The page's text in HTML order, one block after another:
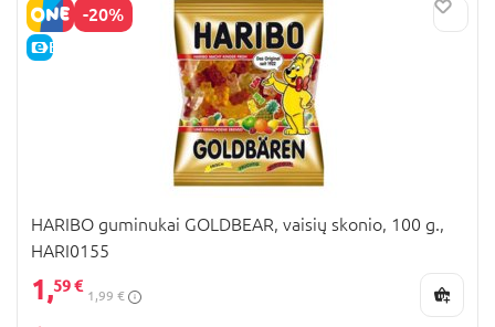
-20%
E-KAINA
HARIBO guminukai GOLDBEAR, vaisių skonio, 100 g.,
HARI0155
1,59 €
1,99 €